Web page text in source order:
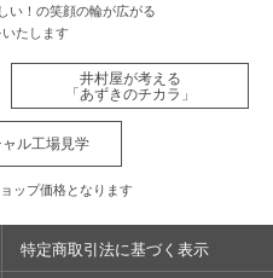
い！の笑顔の輪が広がる
たします
井村屋が考える
「あずきのチカラ」
ル工場見学
ップ価格となります
特定商取引法に基づく表示